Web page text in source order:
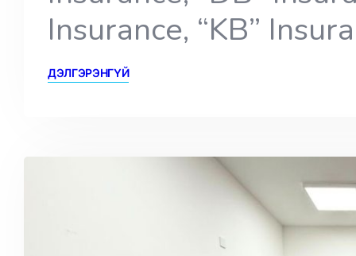
Insurance, “KB”
ДЭЛГЭРЭНГҮЙ